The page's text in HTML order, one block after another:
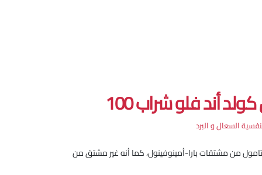
أند فلو شراب 100
السعال و البرد
من مشتقات بارا-أمينوفينول، كما أنه غير مشتق من